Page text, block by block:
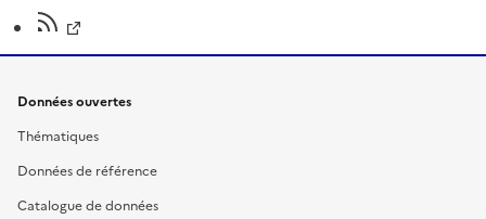
Données ouvertes
Thématiques
Données de référence
Catalogue de données